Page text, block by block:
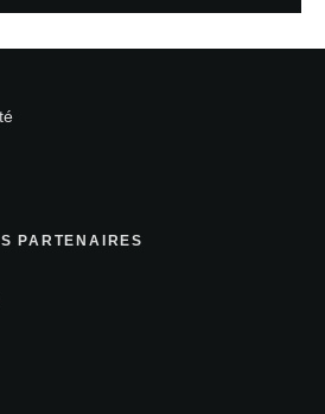
PARTENAIRES